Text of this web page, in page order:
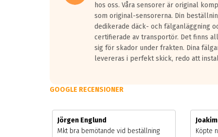
hos oss. Våra sensorer är original
som original-sensorerna. Din
dedikerade däck- och fälganläggning
certifierade av transportör. Det finns
sig för skador under frakten. Dina
levereras i perfekt skick, redo att
GOOGLE RECENSIONER
Jörgen Englund
Mkt bra bemötande vid beställning
Köpte